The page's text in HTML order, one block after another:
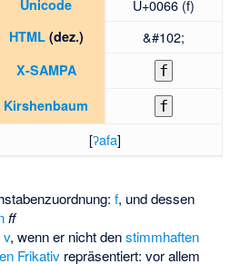
Unicode U+0066 (f)
HTML(dez.) &#102;
X-SAMPA
f
Kirshenbaum
f
[ʔafa]
f, und dessen
ff
v, wenn er nicht denstimmhaften
Frikativ repräsentiert: vor allem